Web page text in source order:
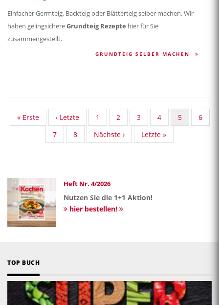
Einfacher Germteig, Backteig oder Blätterteig selber machen. Wir
haben gelingsichereGrundteig Rezepte hier für Sie
zusammengestellt.
GRUNDTEIG SELBER MACHEN
First
page
« Erste
Vorherige
Seite
‹ Letzte
Standard
Taxonomy
Seite
1
Standard
Taxonomy
Seite
2
Standard
Taxonomy
Seite
3
Standard
Taxonomy
Seite
4
Aktuelle
Seite
5
6
Standard
Taxonomy
7
Standard
Taxonomy
8
Nächste
Seite
Nächste ›
Last
page
Letzte »
Heft Nr. 4/2026
Nutzen Sie die 1+1 Aktion!
hier bestellen!
TOP BUCH